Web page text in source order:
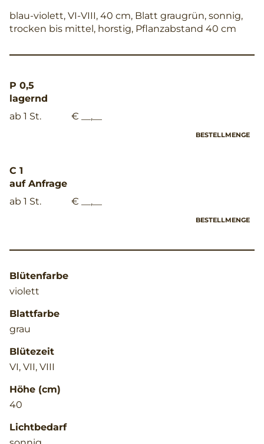
blau-violett, VI-VIII, 40 cm, Blatt graugrün, sonnig,
trocken bis mittel, horstig, Pflanzabstand 40 cm
P 0,5
lagernd
ab 1 St.
€ __,__
BESTELLMENGE
C 1
auf Anfrage
ab 1 St.
€ __,__
BESTELLMENGE
Blütenfarbe
violett
Blattfarbe
grau
Blütezeit
VI, VII, VIII
Höhe (cm)
40
Lichtbedarf